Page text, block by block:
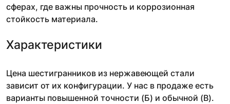
сферах, где важны прочность и коррозионная
стойкость материала.
Характеристики
Цена шестигранников из нержавеющей стали
зависит от их конфигурации. У нас в продаже есть
варианты повышенной точности (Б) и обычной (В).